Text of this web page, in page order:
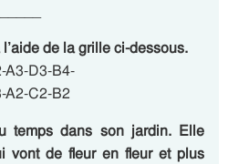
de la grille ci-dessous.
A3-D3-B4-
A2-C2-B2
temps dans son jardin. Elle
vont de fleur en fleur et plus